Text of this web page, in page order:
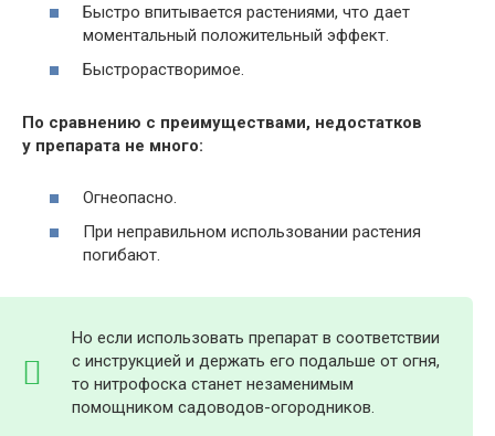
Быстро впитывается растениями, что дает
моментальный положительный эффект.
Быстрорастворимое.
По сравнению с преимуществами, недостатков
у препарата не много:
Огнеопасно.
При неправильном использовании растения
погибают.
Но если использовать препарат в соответствии
с инструкцией и держать его подальше от огня,
то нитрофоска станет незаменимым
помощником садоводов-огородников.